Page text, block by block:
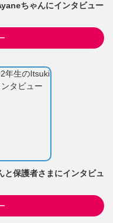
ちゃんにインタビュー
保護者さまにインタビュ